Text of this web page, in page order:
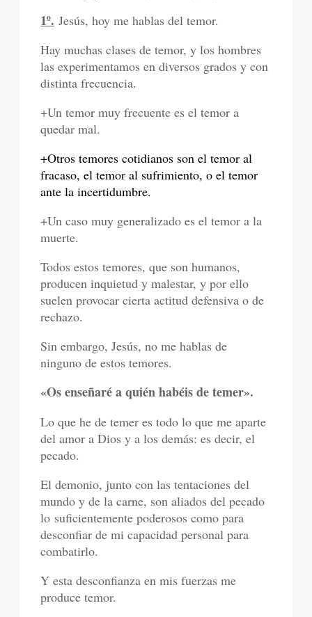
1º. Jesús, hoy me hablas del temor.
Hay muchas clases de temor, y los hombres
las experimentamos en diversos grados y con
distinta frecuencia.
+Un temor muy frecuente es el temor a
quedar mal.
+Otros temores cotidianos son el temor al
fracaso, el temor al sufrimiento, o el temor
ante la incertidumbre.
+Un caso muy generalizado es el temor a la
muerte.
Todos estos temores, que son humanos,
producen inquietud y malestar, y por ello
suelen provocar cierta actitud defensiva o de
rechazo.
Sin embargo, Jesús, no me hablas de
ninguno de estos temores.
«Os enseñaré a quién habéis de temer».
Lo que he de temer es todo lo que me aparte
del amor a Dios y a los demás: es decir, el
pecado.
El demonio, junto con las tentaciones del
mundo y de la carne, son aliados del pecado
lo suficientemente poderosos como para
desconfiar de mi capacidad personal para
combatirlo.
Y esta desconfianza en mis fuerzas me
produce temor.